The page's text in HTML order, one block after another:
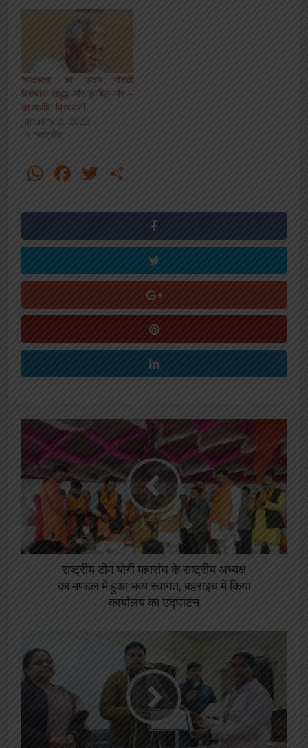
‘शब्दसत्ता’ का अदम गोंडवी
विशेषांक समृद्ध और क़ाबिले-ग़ौर –
डा.अजीत प्रियदर्शी
January 2, 2023
In "राष्ट्रीय"
WhatsApp
Facebook
Twitter
राष्ट्रीय टीम योगी महासंघ के राष्ट्रीय अध्यक्ष
का मण्डल में हुआ भव्य स्वागत, बहराइच में किया
कार्यालय का उद्घाटन